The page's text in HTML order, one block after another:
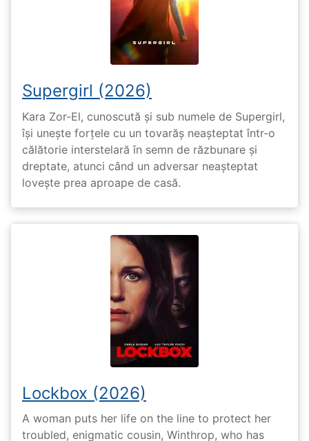
Supergirl (2026)
Kara Zor-El, cunoscută și sub numele de Supergirl,
își unește forțele cu un tovarăș neașteptat într-o
călătorie interstelară în semn de răzbunare și
dreptate, atunci când un adversar neașteptat
lovește prea aproape de casă.
Lockbox (2026)
A woman puts her life on the line to protect her
troubled, enigmatic cousin, Winthrop, who has